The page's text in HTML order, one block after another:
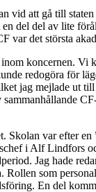
vid att gå till
del del av lite
var det största
koncernen.
redogöra för
jag mejlade ut
var efter
i Alf Lindfors
Jag hade
som
En del